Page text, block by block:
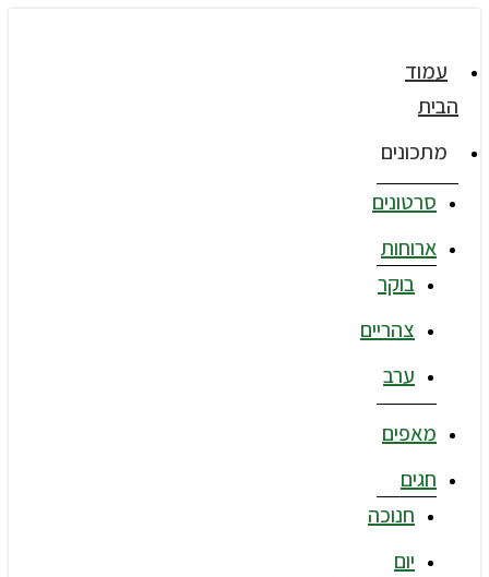
עמוד
הבית
מתכונים
סרטונים
ארוחות
בוקר
צהריים
ערב
מאפים
חגים
חנוכה
יום